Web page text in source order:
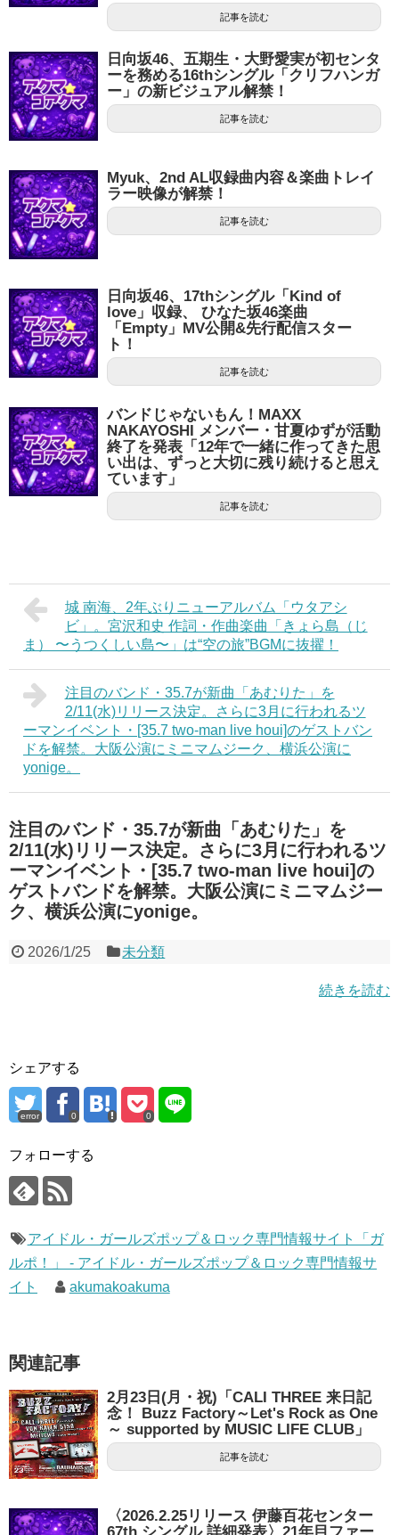
記事を読む
日向坂46、五期生・大野愛実が初センタ
ーを務める16thシングル「クリフハンガ
ー」の新ビジュアル解禁！
記事を読む
Myuk、2nd AL収録曲内容＆楽曲トレイ
ラー映像が解禁！
記事を読む
日向坂46、17thシングル「Kind of
love」収録、 ひなた坂46楽曲
「Empty」MV公開&先行配信スター
ト！
記事を読む
バンドじゃないもん！MAXX
NAKAYOSHI メンバー・甘夏ゆずが活動
終了を発表「12年で一緒に作ってきた思
い出は、ずっと大切に残り続けると思え
ています」
記事を読む
城 南海、2年ぶりニューアルバム「ウタアシ
ビ」。宮沢和史 作詞・作曲楽曲「きょら島（じ
ま） 〜うつくしい島〜」は“空の旅”BGMに抜擢！
注目のバンド・35.7が新曲「あむりた」を
2/11(水)リリース決定。さらに3月に行われるツ
ーマンイベント・[35.7 two-man live houi]のゲストバン
ドを解禁。大阪公演にミニマムジーク、横浜公演に
yonige。
注目のバンド・35.7が新曲「あむりた」を
2/11(水)リリース決定。さらに3月に行われるツ
ーマンイベント・[35.7 two-man live houi]の
ゲストバンドを解禁。大阪公演にミニマムジー
ク、横浜公演にyonige。
2026/1/25 未分類
続きを読む
シェアする
error 0 0
フォローする
アイドル・ガールズポップ＆ロック専門情報サイト「ガ
ルポ！」 - アイドル・ガールズポップ＆ロック専門情報サ
イト
akumakoakuma
関連記事
2月23日(月・祝)「CALI THREE 来日記
念！ Buzz Factory～Let's Rock as One
～ supported by MUSIC LIFE CLUB」
記事を読む
〈2026.2.25リリース 伊藤百花センター